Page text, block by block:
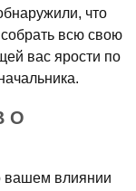
что
всю свою
вас ярости по
О
вашем влиянии